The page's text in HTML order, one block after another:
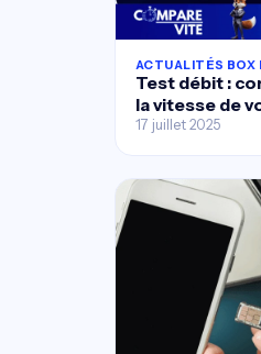
ACTUALITÉS BOX
Test débit :
la vitesse de
17 juillet 2025